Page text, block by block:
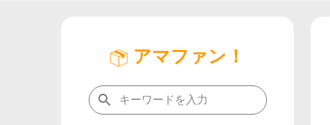
アマファン！